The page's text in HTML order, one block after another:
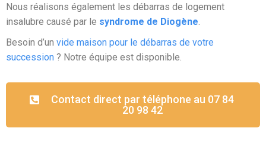
Nous réalisons également les débarras de logement
insalubre causé par le syndrome de Diogène
Besoin d’un vide maison pour le débarras de votre
succession ? Notre équipe est disponible.
Contact direct par téléphone au 07 84
20 98 42